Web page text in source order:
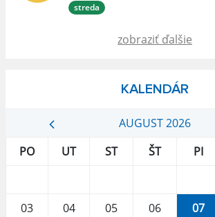
streda
zobraziť ďalšie
KALENDÁR
AUGUST 2026
PO
UT ST ŠT PI
03
04 05 06 07